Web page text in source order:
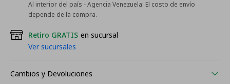
Al interior del país - Agencia Venezuela: El costo de envío
depende de la compra.
Retiro GRATIS en sucursal
Ver sucursales
Cambios y Devoluciones